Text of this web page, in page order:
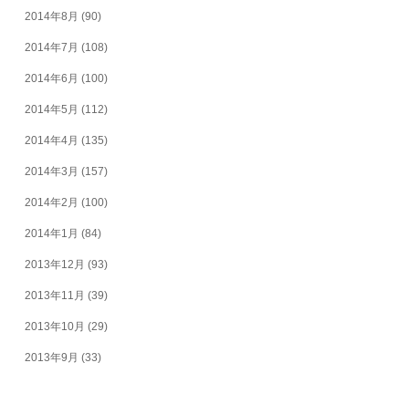
2014年8月 (90)
2014年7月 (108)
2014年6月 (100)
2014年5月 (112)
2014年4月 (135)
2014年3月 (157)
2014年2月 (100)
2014年1月 (84)
2013年12月 (93)
2013年11月 (39)
2013年10月 (29)
2013年9月 (33)